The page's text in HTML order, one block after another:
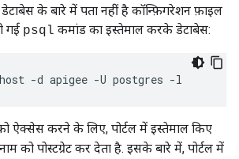
के बारे में पता नहीं है कॉन्फ़िगरेशन फ़ाइल
गई psql कमांड का इस्तेमाल करके डेटाबेस:
-d apigee -U postgres -l
ऐक्सेस करने के लिए, पोर्टल में इस्तेमाल किए
को पोस्टग्रेट कर देता है. इसके बारे में, पोर्टल में